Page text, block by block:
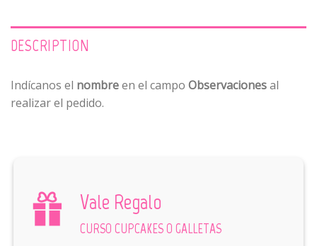
DESCRIPTION
Indícanos el nombreen el campo Observacionesal
realizar el pedido.
Vale Regalo
CURSO CUPCAKES O GALLETAS